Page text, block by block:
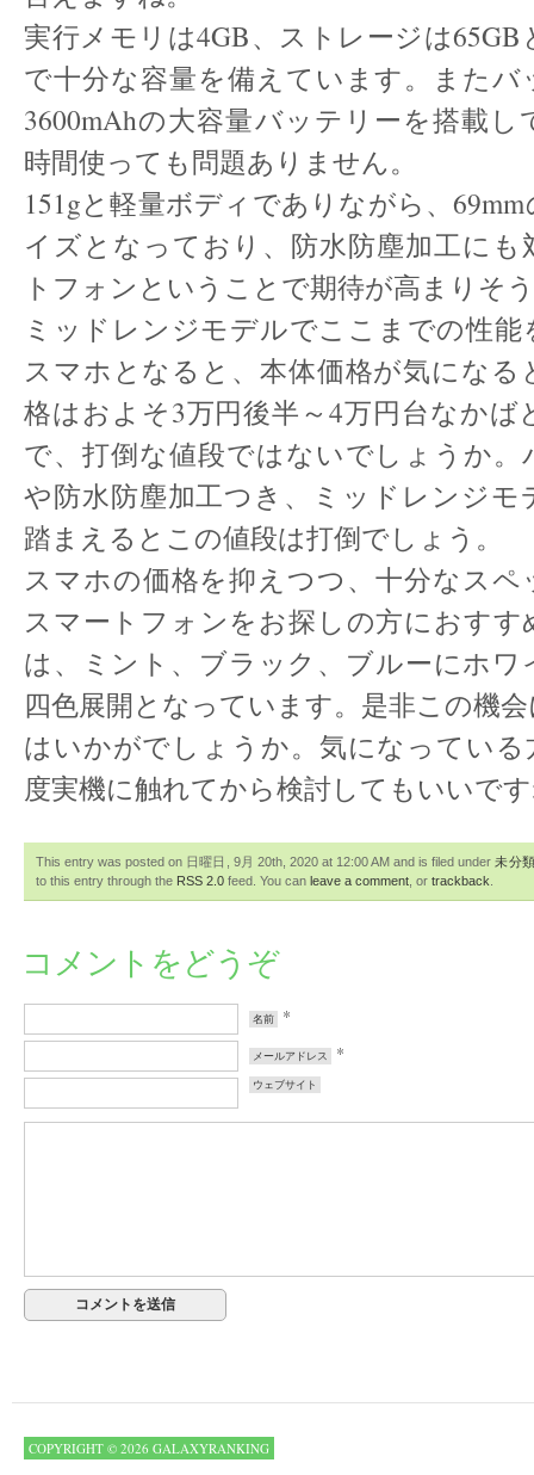
実行メモリは4GB、ストレージは
で十分な容量を備えています。またバ
3600mAhの大容量バッテリーを搭載
時間使っても問題ありません。
151gと軽量ボディでありながら、
イズとなっており、防水防塵加工にも
トフォンということで期待が高まりそ
ミッドレンジモデルでここまでの性
スマホとなると、本体価格が気になる
格はおよそ3万円後半～4万円台なかば
で、打倒な値段ではないでしょうか。
や防水防塵加工つき、ミッドレンジモ
踏まえるとこの値段は打倒でしょう。
スマホの価格を抑えつつ、十分なスペ
スマートフォンをお探しの方におすす
は、ミント、ブラック、ブルーにホワ
四色展開となっています。是非この機
はいかがでしょうか。気になっている
度実機に触れてから検討してもいいで
This entry was posted on 日曜日, 9月 20th, 2020 at 12:00 AM and is filed under未分類
to this entry through the RSS 2.0 feed. You can leave a comment , or trackback
コメントをどうぞ
名前 *
メールアドレス *
ウェブサイト
COPYRIGHT © 2026 GALAXYRANKING